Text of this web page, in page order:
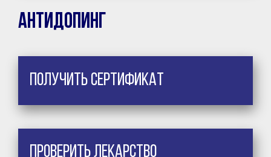
Антидопинг
Получить сертификат
Проверить лекарство